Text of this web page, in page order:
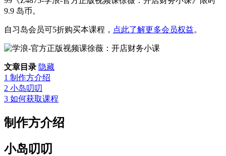
9.9 岛币。
自习岛会员可5折购买本课程， 点此了解更多会员权益。
文章目录 隐藏
1 制作方介绍
2 小岛叨叨
3 如何获取课程
制作方介绍
小岛叨叨